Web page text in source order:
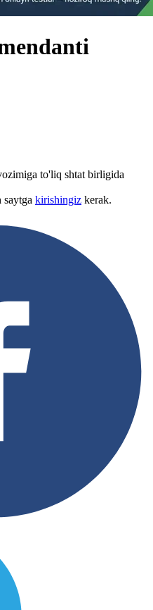
to'liq shtat birligida
kirishingiz kerak.